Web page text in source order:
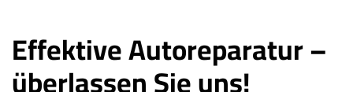
Effektive Autoreparatur –